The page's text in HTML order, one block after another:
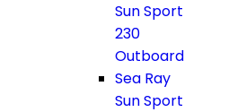
Sun Sport
230
Outboard
Sea Ray
Sun Sport